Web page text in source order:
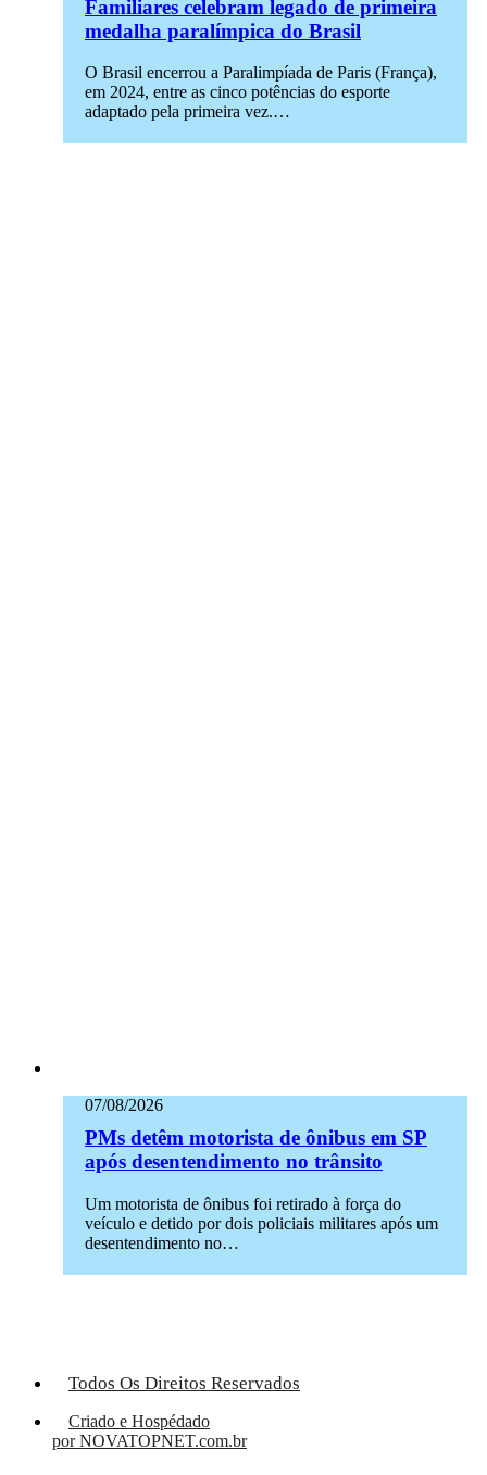
Familiares celebram legado de primeira
medalha paralímpica do Brasil
O Brasil encerrou a Paralimpíada de Paris (França),
em 2024, entre as cinco potências do esporte
adaptado pela primeira vez.…
07/08/2026
PMs detêm motorista de ônibus em SP
após desentendimento no trânsito
Um motorista de ônibus foi retirado à força do
veículo e detido por dois policiais militares após um
desentendimento no…
Todos Os Direitos Reservados
Criado e Hospédado
por NOVATOPNET.com.br